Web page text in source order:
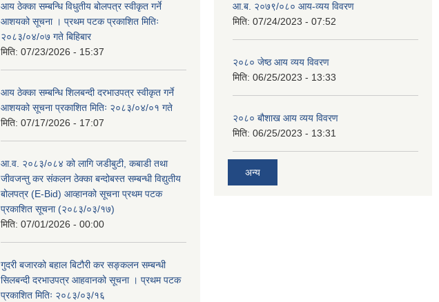
आय ठेक्का सम्बन्धि विधुतीय बोलपत्र स्वीकृत गर्ने
आशयको सूचना । प्रथम पटक प्रकाशित मितिः
२०८३/०४/०७ गते बिहिबार
मिति: 07/23/2026 - 15:37
आय ठेक्का सम्बन्धि शिलबन्दी दरभाउपत्र स्वीकृत गर्ने
आशयको सूचना प्रकाशित मितिः २०८३/०४/०१ गते
मिति: 07/17/2026 - 17:07
आ.व. २०८३/०८४ को लागि जडीबुटी, कबाडी तथा
जीवजन्तु कर संकलन ठेक्का बन्दोबस्त सम्बन्धी विद्युतीय
बोलपत्र (E-Bid) आव्हानको सूचना प्रथम पटक
प्रकाशित सूचना (२०८३/०३/१७)
मिति: 07/01/2026 - 00:00
गुदरी बजारको बहाल बिटौरी कर सङ्कलन सम्बन्धी
सिलबन्दी दरभाउपत्र आहवानको सूचना । प्रथम पटक
प्रकाशित मितिः २०८३/०३/१६
आ.ब. २०७९/०८० आय-व्यय विवरण
मिति: 07/24/2023 - 07:52
२०८० जेष्ठ आय व्यय विवरण
मिति: 06/25/2023 - 13:33
२०८० बौशाख आय व्यय विवरण
मिति: 06/25/2023 - 13:31
अन्य